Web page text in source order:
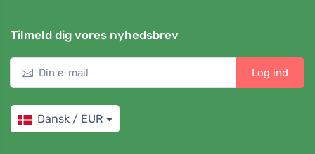
Tilmeld dig vores nyhedsbrev
Log ind
Dansk / EUR